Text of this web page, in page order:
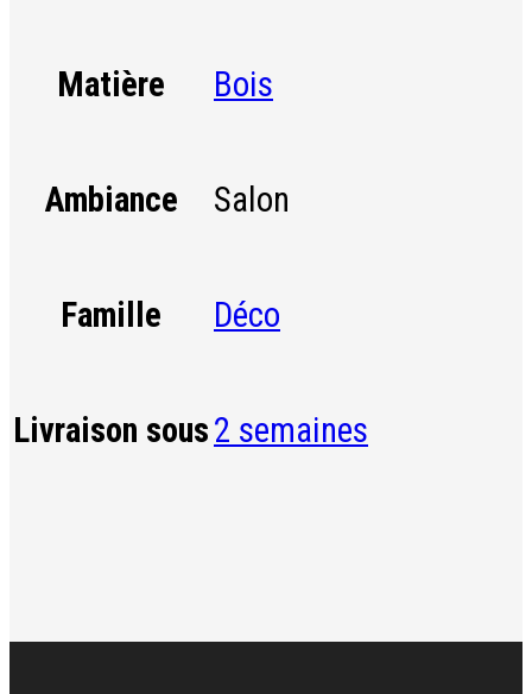
Matière Bois
Ambiance Salon
Famille Déco
Livraison sous2 semaines